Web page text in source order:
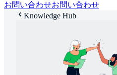
お問い合わせお問い合わせ
Knowledge Hub